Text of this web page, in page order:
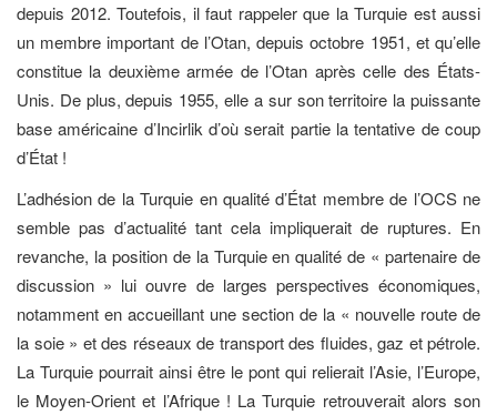
depuis 2012. Toutefois, il faut rappeler que la Turquie est aussi
un membre important de l’Otan, depuis octobre 1951, et qu’elle
constitue la deuxième armée de l’Otan après celle des États-
Unis. De plus, depuis 1955, elle a sur son territoire la puissante
base américaine d’Incirlik d’où serait partie la tentative de coup
d’État !
L’adhésion de la Turquie en qualité d’État membre de l’OCS ne
semble pas d’actualité tant cela impliquerait de ruptures. En
revanche, la position de la Turquie en qualité de « partenaire de
discussion » lui ouvre de larges perspectives économiques,
notamment en accueillant une section de la « nouvelle route de
la soie » et des réseaux de transport des fluides, gaz et pétrole.
La Turquie pourrait ainsi être le pont qui relierait l’Asie, l’Europe,
le Moyen-Orient et l’Afrique ! La Turquie retrouverait alors son